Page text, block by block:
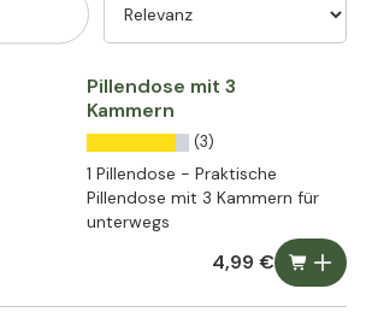
Pillendose mit 3
Kammern
(3)
1 Pillendose - Praktische
Pillendose mit 3 Kammern für
unterwegs
4,99 €